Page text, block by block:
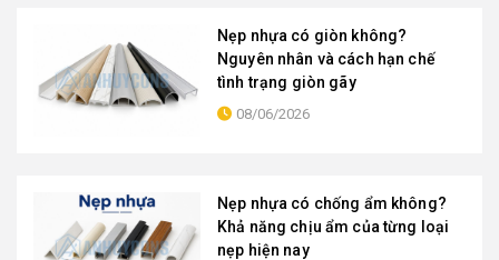
Nẹp nhựa có giòn không?
Nguyên nhân và cách hạn chế
tình trạng giòn gãy
08/06/2026
Nẹp nhựa có chống ẩm không?
Khả năng chịu ẩm của từng loại
nẹp hiện nay